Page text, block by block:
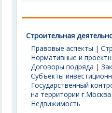
Строительная
Правовые аспекты |
Нормативные и
Договоры подряда |
Субъекты
Государственный
на территории г.Москва
Недвижимость